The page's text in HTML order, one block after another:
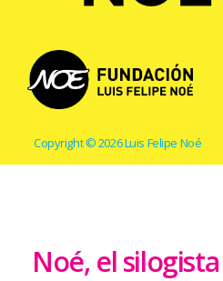
Copyright © 2026 Luis Felipe Noé
Noé, el silogista